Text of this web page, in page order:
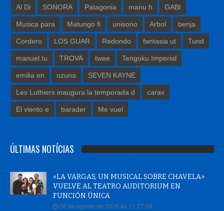
Al Di SONORA Patagonia manu h GABI
Musica para Matungo fi unisono Arbol benja
Cordero LOS GUAR Redondo fantasia ut Tund
manuel tu TROVA twee Tengoku Imperial
emilia en ozuna SEVEN KAYNE
Les Luthiers inaugura la temporada d carav
El viento e barader Me vuel
ÚLTIMAS NOTÍCIAS
«LA VARGAS, UN MUSICAL SOBRE CHAVELA»
VUELVE AL TEATRO AUDITORIUM EN
FUNCIÓN ÚNICA
06 de agosto de 2026 às 21:27:58